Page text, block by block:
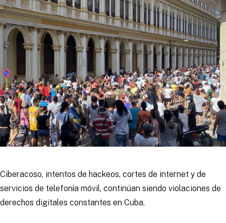
Ciberacoso, intentos de hackeos, cortes de internet y de
servicios de telefonía móvil, continúan siendo violaciones de
derechos digitales constantes en Cuba.